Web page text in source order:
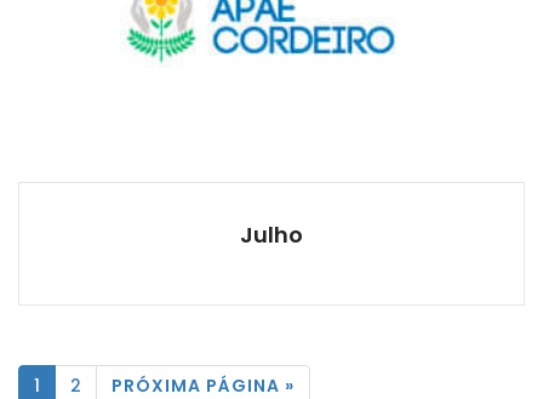
Julho
1 2 PRÓXIMA PÁGINA »